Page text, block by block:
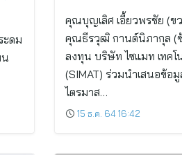
ะดม
คุณบุญเลิศ เอี้ยวพรชัย (ข
คุณธีรวุฒิ กานต์นิภากุล (ซ้
ลงทุน บริษัท ไซแมท เทค
(SIMAT) ร่วมนำเสนอข้อ
ไตรมาส…
15 ธ.ค. 64 16:42